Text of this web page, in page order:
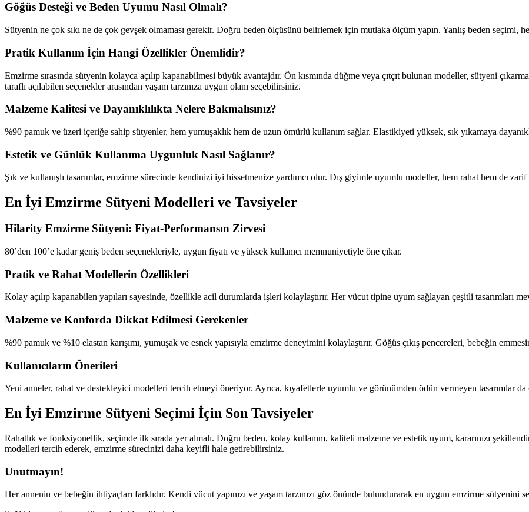
Göğüs Desteği ve Beden Uyumu Nasıl Olmalı?
Sütyenin ne çok sıkı ne de çok gevşek olmaması gerekir. Doğru beden ölçüsünü belirlemek için mutlaka ölçüm yapın. Yanlış beden seçimi,
Pratik Kullanım İçin Hangi Özellikler Önemlidir?
Emzirme sırasında sütyenin kolayca açılıp kapanabilmesi büyük avantajdır. Ön kısmında düğme veya çıtçıt bulunan modeller, sütyeni
taraflı açılabilen seçenekler arasından yaşam tarzınıza uygun olanı seçebilirsiniz.
Malzeme Kalitesi ve Dayanıklılıkta Nelere Bakmalısınız?
%90 pamuk ve üzeri içeriğe sahip sütyenler, hem yumuşaklık hem de uzun ömürlü kullanım sağlar. Elastikiyeti yüksek, sık yıkamaya
Estetik ve Günlük Kullanıma Uygunluk Nasıl Sağlanır?
Şık ve kullanışlı tasarımlar, emzirme sürecinde kendinizi iyi hissetmenize yardımcı olur. Dış giyimle uyumlu modeller, hem rahat hem de
En İyi Emzirme Sütyeni Modelleri ve Tavsiyeler
Hilarity Emzirme Sütyeni: Fiyat-Performansın Zirvesi
80’den 100’e kadar geniş beden seçenekleriyle, uygun fiyatı ve yüksek kullanıcı memnuniyetiyle öne çıkar.
Pratik ve Rahat Modellerin Özellikleri
Kolay açılıp kapanabilen yapıları sayesinde, özellikle acil durumlarda işleri kolaylaştırır. Her vücut tipine uyum sağlayan çeşitli tasarımları
Malzeme ve Konforda Dikkat Edilmesi Gerekenler
%90 pamuk ve %10 elastan karışımı, yumuşak ve esnek yapısıyla emzirme deneyimini kolaylaştırır. Göğüs çıkış pencereleri, bebeğin
Kullanıcıların Önerileri
Yeni anneler, rahat ve destekleyici modelleri tercih etmeyi öneriyor. Ayrıca, kıyafetlerle uyumlu ve görünümden ödün vermeyen tasarımlar da
En İyi Emzirme Sütyeni Seçimi İçin Son Tavsiyeler
Rahatlık ve fonksiyonellik, seçimde ilk sırada yer almalı. Doğru beden, kolay kullanım, kaliteli malzeme ve estetik uyum, kararınızı
modelleri tercih ederek, emzirme sürecinizi daha keyifli hale getirebilirsiniz.
Unutmayın!
Her annenin ve bebeğin ihtiyaçları farklıdır. Kendi vücut yapınızı ve yaşam tarzınızı göz önünde bulundurarak en uygun emzirme sütyenini